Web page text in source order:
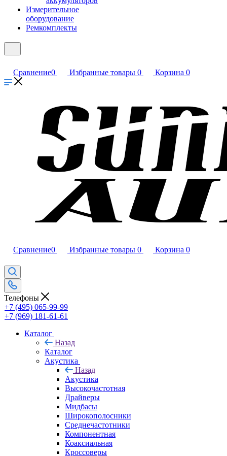
Измерительное
оборудование
Ремкомплекты
Сравнение0 Избранные товары 0 Корзина 0
Сравнение0 Избранные товары 0 Корзина 0
Телефоны
+7 (495) 065-99-99
+7 (969) 181-61-61
Каталог
Назад
Каталог
Акустика
Назад
Акустика
Высокочастотная
Драйверы
Мидбасы
Широкополосники
Среднечастотники
Компонентная
Коаксиальная
Кроссоверы